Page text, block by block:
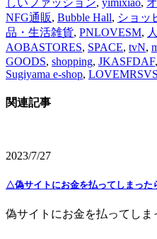
NFG通販, Bubble Hall, ショッ
品・生活雑貨, PNLOVESM,
AOBASTORES, SPACE, tvN,
GOODS, shopping, JKASFDAF,
Sugiyama e-shop, LOVEMRSVS
関連記事
2023/7/27
△偽サイトにお金を払ってしまった
偽サイトにお金を払ってしま